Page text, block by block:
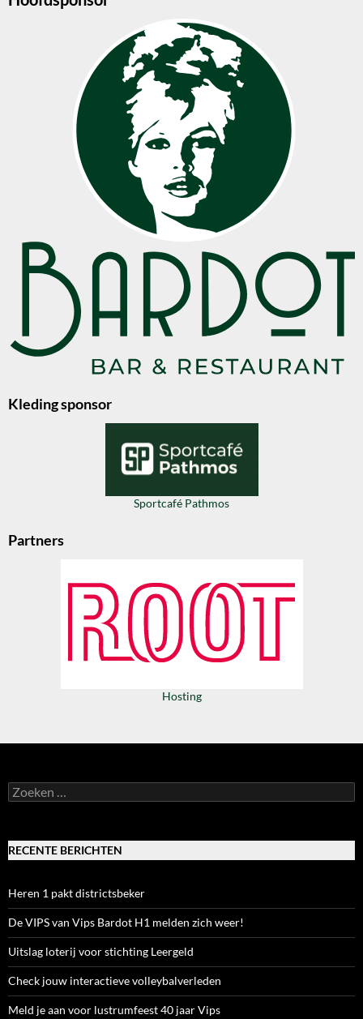
Kleding sponsor
Sportcafé Pathmos
Partners
Hosting
Zoeken
naar:
RECENTE BERICHTEN
Heren 1 pakt districtsbeker
De VIPS van Vips Bardot H1 melden zich weer!
Uitslag loterij voor stichting Leergeld
Check jouw interactieve volleybalverleden
Meld je aan voor lustrumfeest 40 jaar Vips